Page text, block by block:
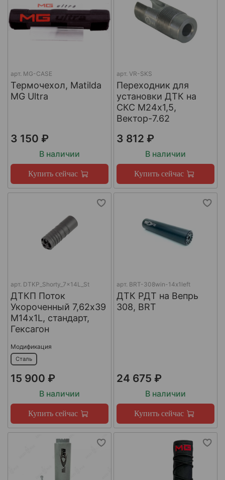
арт. MG-CASE
Термочехол, Matilda
MG Ultra
3 150 ₽
В наличии
Купить сейчас
арт. VR-SKS
Переходник для
установки ДТК на
СКС М24х1,5,
Вектор-7.62
3 812 ₽
В наличии
Купить сейчас
арт. DTKP_Shorty_7x14L_St
ДТКП Поток
Укороченный 7,62х39
М14х1L, стандарт,
Гексагон
Модификация
Сталь
15 900 ₽
В наличии
Купить сейчас
арт. BRT-308win-14х1left
ДТК РДТ на Вепрь
308, BRT
24 675 ₽
В наличии
Купить сейчас